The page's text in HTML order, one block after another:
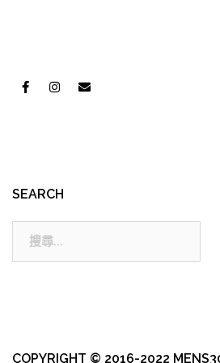
SEARCH
COPYRIGHT © 2016-2022